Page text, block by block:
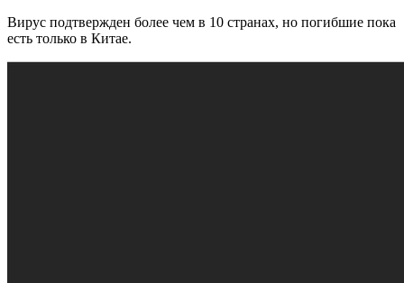
Вирус подтвержден более чем в 10 странах, но погибшие пока
есть только в Китае.